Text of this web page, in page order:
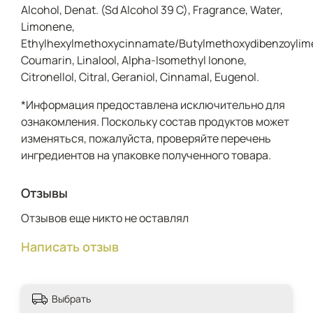
кто ищет светлый, позитивный аромат, способный
мгновенно поднять настроение и подарить
чувство беззаботного блаженства.
Alcohol, Denat. (Sd Alcohol 39 C), Fragrance, Water,
Limonene,
Ethylhexylmethoxycinnamate/
Coumarin, Linalool, Alpha-Isomethyl Ionone,
Citronellol, Citral, Geraniol, Cinnamal, Eugenol.
*Информация предоставлена исключительно для
ознакомления. Поскольку состав продуктов может
изменяться, пожалуйста, проверяйте перечень
ингредиентов на упаковке полученного товара.
Отзывы
Отзывов еще никто не оставлял
Написать отзыв
Выбрать